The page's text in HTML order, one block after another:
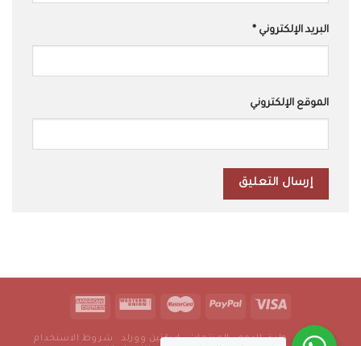
البريد الإلكتروني *
الموقع الإلكتروني
من نحن طرق الدفع المنتجات اريكتين وورلد
شروط الاستخدام